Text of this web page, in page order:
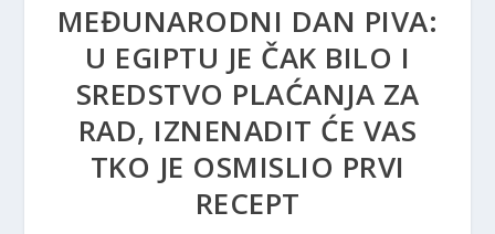
MEĐUNARODNI DAN PIVA:
U EGIPTU JE ČAK BILO I
SREDSTVO PLAĆANJA ZA
RAD, IZNENADIT ĆE VAS
TKO JE OSMISLIO PRVI
RECEPT